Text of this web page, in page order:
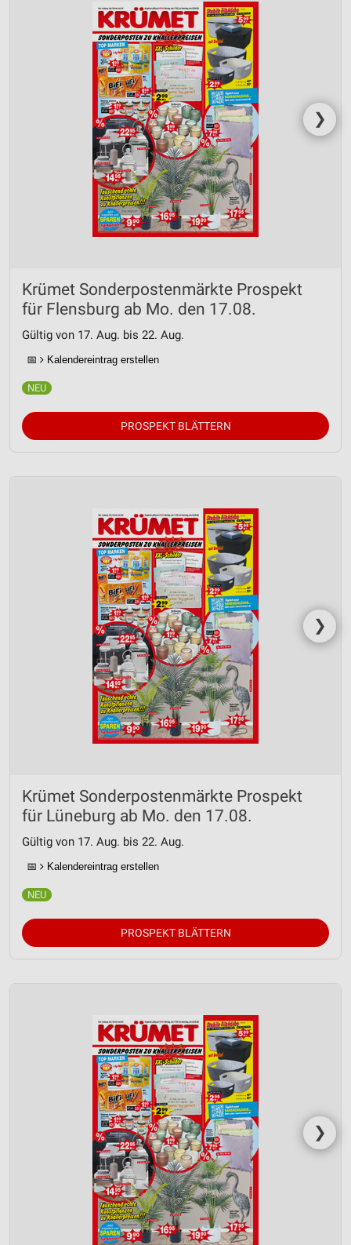
❯
Krümet Sonderpostenmärkte Prospekt
für Flensburg ab Mo. den 17.08.
Gültig von 17. Aug. bis 22. Aug.
📅 Kalendereintrag erstellen
PROSPEKT BLÄTTERN
❯
Krümet Sonderpostenmärkte Prospekt
für Lüneburg ab Mo. den 17.08.
Gültig von 17. Aug. bis 22. Aug.
📅 Kalendereintrag erstellen
PROSPEKT BLÄTTERN
❯